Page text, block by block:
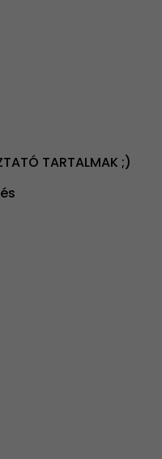
TARTALMAK ;)